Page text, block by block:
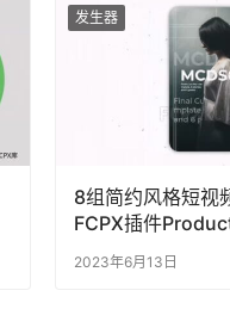
发生器
8组简约风格短视
FCPX插件
Stories
2023年6月13日